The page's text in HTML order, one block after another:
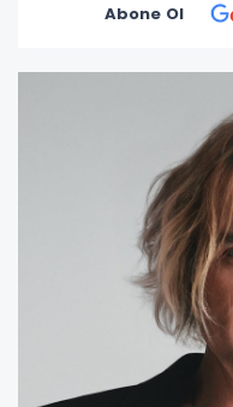
Abone Ol